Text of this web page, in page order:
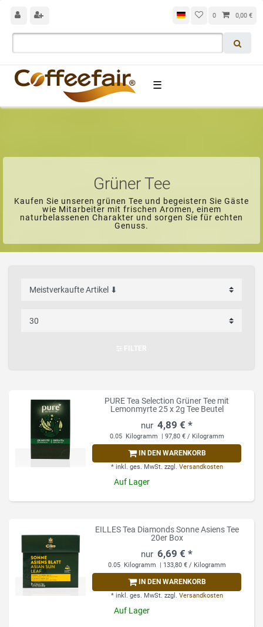
0 0,00 €
☰
Grüner Tee
Kaufen Sie unseren grünen Tee und begeistern Sie Gäste
wie Mitarbeiter mit frischen Aromen, einem
naturbelassenen Charakter und sorgen Sie für echten
Genuss.
PURE Tea Selection Grüner Tee mit
Lemonmyrte 25 x 2g Tee Beutel
4,89 € *
0.05 Kilogramm | 97,80 € / Kilogramm
IN DEN WARENKORB
* inkl. ges. MwSt. zzgl. Versandkosten
Auf Lager
EILLES Tea Diamonds Sonne Asiens Tee
20er Box
6,69 € *
0.05 Kilogramm | 133,80 € / Kilogramm
IN DEN WARENKORB
* inkl. ges. MwSt. zzgl. Versandkosten
Auf Lager